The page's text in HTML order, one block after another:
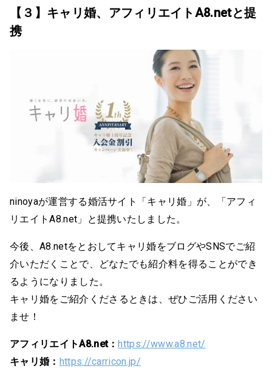
【３】キャリ婚、アフィリエイトA8.netと提
携
ninoyaが運営する婚活サイト「キャリ婚」が、「アフィ
リエイトA8.net」と提携いたしました。
今後、A8.netをとおしてキャリ婚をブログやSNSでご紹
介いただくことで、どなたでも紹介料を得ることができ
るようになりました。
キャリ婚をご紹介くださるときは、ぜひご活用ください
ませ！
アフィリエイトA8.net：https://www.a8.net/
キャリ婚： https://carricon.jp/